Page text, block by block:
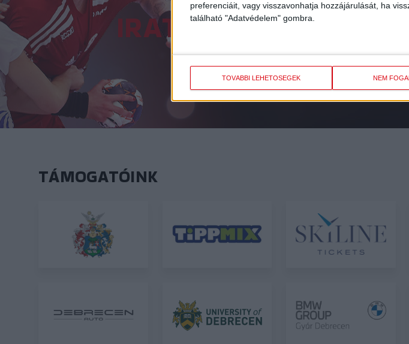
preferenciáit, vagy visszavonhatja hozzájárulását, ha
található "Adatvédelem" gombra.
TOVÁBBI LEHETŐSÉGEK NEM
IRATKOZZ FELA
TÁMOGATÓINK